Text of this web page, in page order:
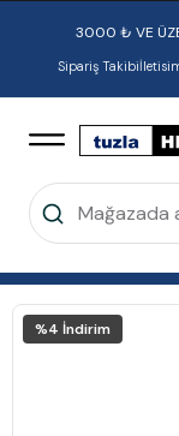
3000 ₺ VE
Sipariş Takibi
%4 İndirim